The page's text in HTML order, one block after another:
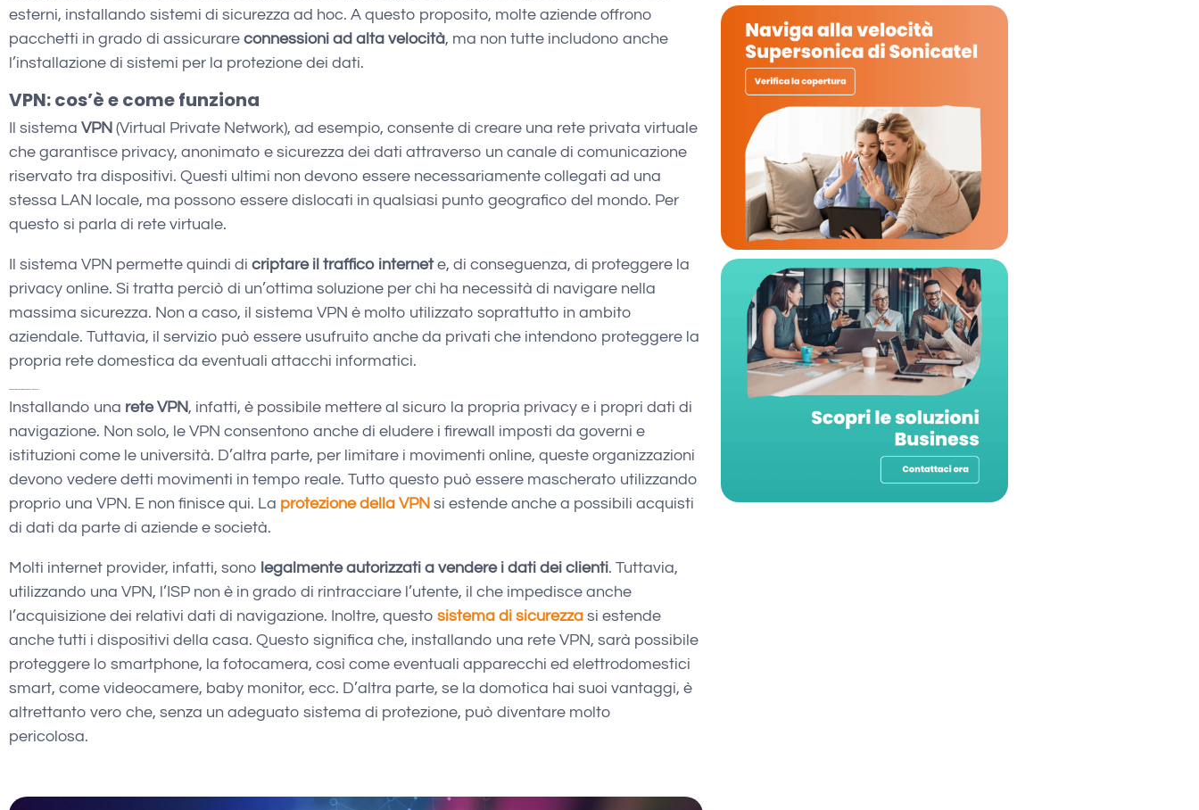
esterni, installando sistemi di sicurezza ad hoc. A questo proposito, molte aziende offrono
pacchetti in grado di assicurare connessioni ad alta velocità, ma non tutte includono anche
l’installazione di sistemi per la protezione dei dati.
VPN: cos’è e come funziona
Il sistema VPN (Virtual Private Network), ad esempio, consente di creare una rete privata virtuale
che garantisce privacy, anonimato e sicurezza dei dati attraverso un canale di comunicazione
riservato tra dispositivi. Questi ultimi non devono essere necessariamente collegati ad una
stessa LAN locale, ma possono essere dislocati in qualsiasi punto geografico del mondo. Per
questo si parla di rete virtuale.
Il sistema VPN permette quindi di criptare il traffico internete, di conseguenza, di proteggere la
privacy online. Si tratta perciò di un’ottima soluzione per chi ha necessità di navigare nella
massima sicurezza. Non a caso, il sistema VPN è molto utilizzato soprattutto in ambito
aziendale. Tuttavia, il servizio può essere usufruito anche da privati che intendono proteggere la
propria rete domestica da eventuali attacchi informatici.
Installando una rete VPN, infatti, è possibile mettere al sicuro la propria privacy e i propri dati di
navigazione. Non solo, le VPN consentono anche di eludere i firewall imposti da governi e
istituzioni come le università. D’altra parte, per limitare i movimenti online, queste organizzazioni
devono vedere detti movimenti in tempo reale. Tutto questo può essere mascherato utilizzando
proprio una VPN. E non finisce qui. La protezione della VPN si estende anche a possibili acquisti
di dati da parte di aziende e società.
Molti internet provider, infatti, sono legalmente autorizzati a vendere i dati dei clienti. Tuttavia,
utilizzando una VPN, l’ISP non è in grado di rintracciare l’utente, il che impedisce anche
l’acquisizione dei relativi dati di navigazione. Inoltre, questo sistema di sicurezza si estende
anche tutti i dispositivi della casa. Questo significa che, installando una rete VPN, sarà possibile
proteggere lo smartphone, la fotocamera, così come eventuali apparecchi ed elettrodomestici
smart, come videocamere, baby monitor, ecc. D’altra parte, se la domotica hai suoi vantaggi, è
altrettanto vero che, senza un adeguato sistema di protezione, può diventare molto
pericolosa.